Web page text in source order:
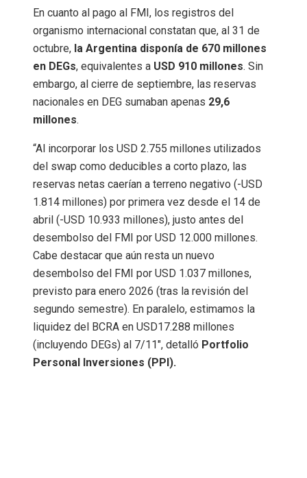
En cuanto al pago al FMI, los registros del
organismo internacional constatan que, al 31 de
octubre, la Argentina disponía de 670 millones
en DEGs, equivalentes a USD 910 millones. Sin
embargo, al cierre de septiembre, las reservas
nacionales en DEG sumaban apenas 29,6
millones.
“Al incorporar los USD 2.755 millones utilizados
del swap como deducibles a corto plazo, las
reservas netas caerían a terreno negativo (-USD
1.814 millones) por primera vez desde el 14 de
abril (-USD 10.933 millones), justo antes del
desembolso del FMI por USD 12.000 millones.
Cabe destacar que aún resta un nuevo
desembolso del FMI por USD 1.037 millones,
previsto para enero 2026 (tras la revisión del
segundo semestre). En paralelo, estimamos la
liquidez del BCRA en USD17.288 millones
(incluyendo DEGs) al 7/11″, detalló Portfolio
Personal Inversiones (PPI).